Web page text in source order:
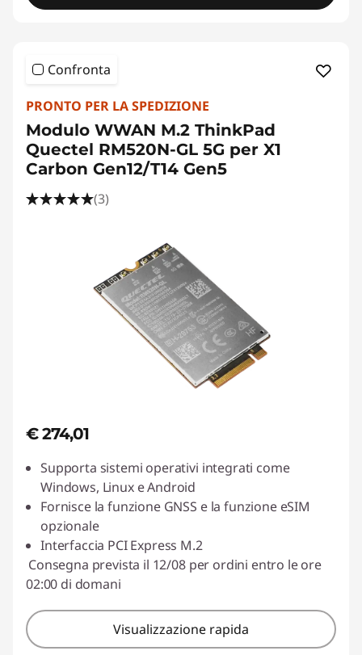
Confronta
PRONTO PER LA SPEDIZIONE
Modulo WWAN M.2 ThinkPad
Quectel RM520N-GL 5G per X1
Carbon Gen12/T14 Gen5
(3)
€ 274,01
Supporta sistemi operativi integrati come
Windows, Linux e Android
Fornisce la funzione GNSS e la funzione eSIM
opzionale
Interfaccia PCI Express M.2
Consegna prevista il 12/08 per ordini entro le ore
02:00 di domani
Visualizzazione rapida